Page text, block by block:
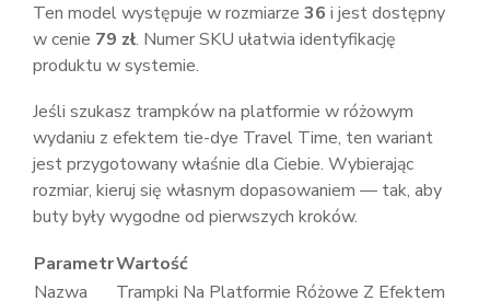
Ten model występuje w rozmiarze 36 i jest dostępny
w cenie 79 zł. Numer SKU ułatwia identyfikację
produktu w systemie.
Jeśli szukasz trampków na platformie w różowym
wydaniu z efektem tie-dye Travel Time, ten wariant
jest przygotowany właśnie dla Ciebie. Wybierając
rozmiar, kieruj się własnym dopasowaniem — tak, aby
buty były wygodne od pierwszych kroków.
ParametrWartość
Nazwa
Trampki Na Platformie Różowe Z Efektem